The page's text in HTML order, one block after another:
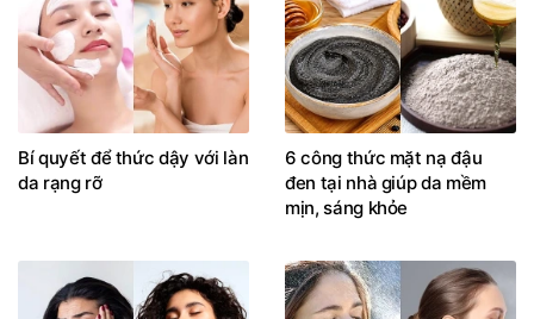
Bí quyết để thức dậy với làn
da rạng rỡ
6 công thức mặt nạ đậu
đen tại nhà giúp da mềm
mịn, sáng khỏe